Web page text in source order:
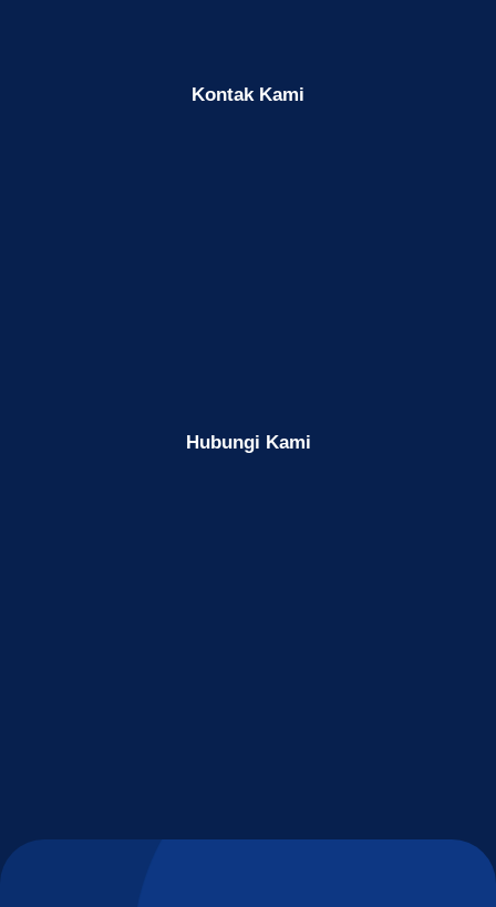
Kontak Kami
Hubungi Kami